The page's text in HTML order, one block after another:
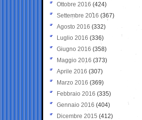
Ottobre 2016 (424)
Settembre 2016 (367)
Agosto 2016 (332)
Luglio 2016 (336)
Giugno 2016 (358)
Maggio 2016 (373)
Aprile 2016 (307)
Marzo 2016 (369)
Febbraio 2016 (335)
Gennaio 2016 (404)
Dicembre 2015 (412)